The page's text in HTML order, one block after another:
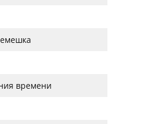
времени